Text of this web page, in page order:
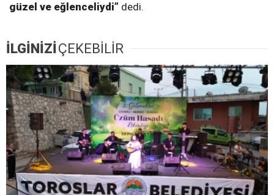
güzel ve eğlenceliydi” dedi.
İLGİNİZİÇEKEBİLİR